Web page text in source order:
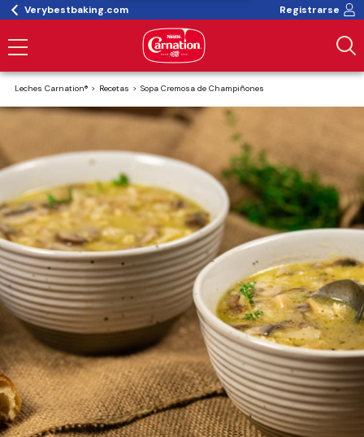
Verybestbaking.com Registrarse
Leches Carnation® Recetas Sopa Cremosa de Champiñones